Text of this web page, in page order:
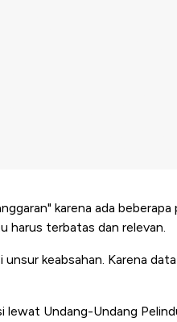
karena ada
harus terbatas dan relevan.
keabsahan. Karena
lewat Undang-Undang